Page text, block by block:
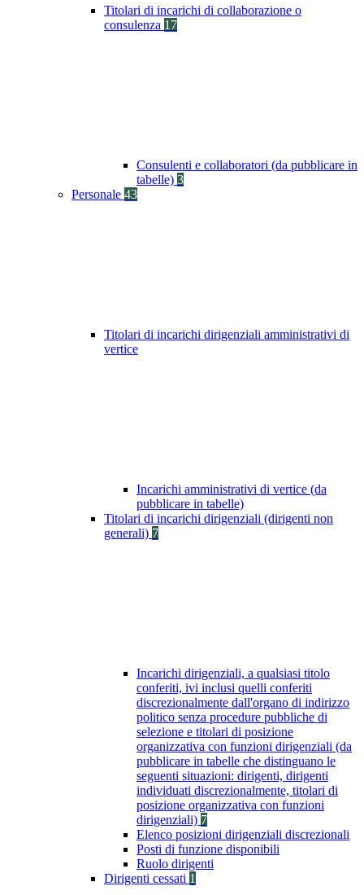
Titolari di incarichi di collaborazione o
consulenza 17
Consulenti e collaboratori (da pubblicare in
tabelle) 3
Personale 43
Titolari di incarichi dirigenziali amministrativi di
vertice
Incarichi amministrativi di vertice (da
pubblicare in tabelle)
Titolari di incarichi dirigenziali (dirigenti non
generali) 7
Incarichi dirigenziali, a qualsiasi titolo
conferiti, ivi inclusi quelli conferiti
discrezionalmente dall'organo di indirizzo
politico senza procedure pubbliche di
selezione e titolari di posizione
organizzativa con funzioni dirigenziali (da
pubblicare in tabelle che distinguano le
seguenti situazioni: dirigenti, dirigenti
individuati discrezionalmente, titolari di
posizione organizzativa con funzioni
dirigenziali) 7
Elenco posizioni dirigenziali discrezionali
Posti di funzione disponibili
Ruolo dirigenti
Dirigenti cessati 1